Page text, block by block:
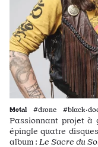
Metal #drone
Passionnant projet à
épingle quatre
album : Le Sacre du